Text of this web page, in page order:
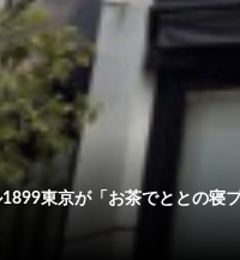
東京が「お茶でととの寝